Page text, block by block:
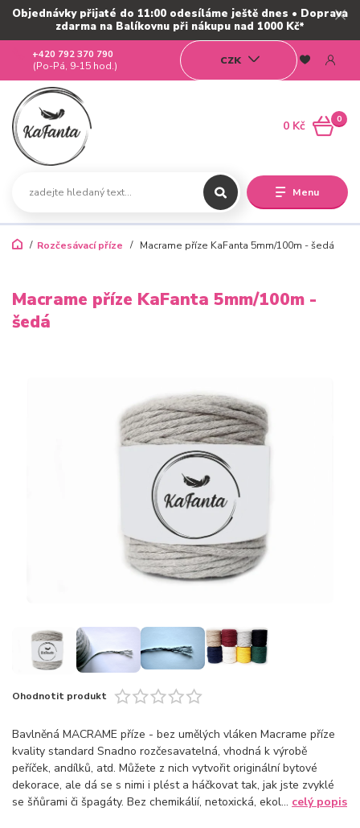
Objednávky přijaté do 11:00 odesíláme ještě dnes • Doprava
zdarma na Balíkovnu při nákupu nad 1000 Kč*
Menu
CZK
+420 792 370 790
(Po-Pá, 9-15 hod.)
0
0 Kč
Rozčesávací příze Macrame příze KaFanta 5mm/100m - šedá
Macrame příze KaFanta 5mm/100m -
šedá
Ohodnotit produkt
Bavlněná MACRAME příze - bez umělých vláken Macrame příze
kvality standard Snadno rozčesavatelná, vhodná k výrobě
peříček, andílků, atd. Můžete z nich vytvořit originální bytové
dekorace, ale dá se s nimi i plést a háčkovat tak, jak jste zvyklé
se šňůrami či špagáty. Bez chemikálií, netoxická, ekol... celý popis